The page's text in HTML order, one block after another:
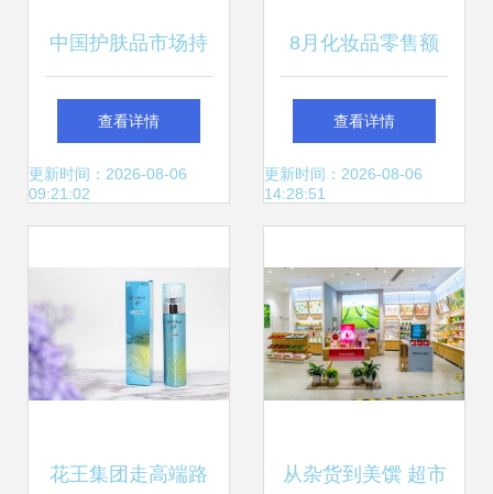
中国护肤品市场持
续增长，足部护理
细分赛道值得关注
查看详情
更新时间：2026-08-06
09:21:02
8月化妆品零售额
增速回暖，植观推
新品牌迎来市场新
查看详情
更新时间：2026-08-06
14:28:51
花王集团走高端路 从杂货到美馔 超市